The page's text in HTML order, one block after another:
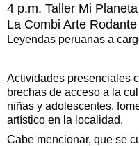
4 p.m. Taller Mi
La Combi Arte Rodante
Leyendas peruanas a
Actividades presenciales
brechas de acceso a la
niñas y adolescentes,
artístico en la localidad.
Cabe mencionar, que se